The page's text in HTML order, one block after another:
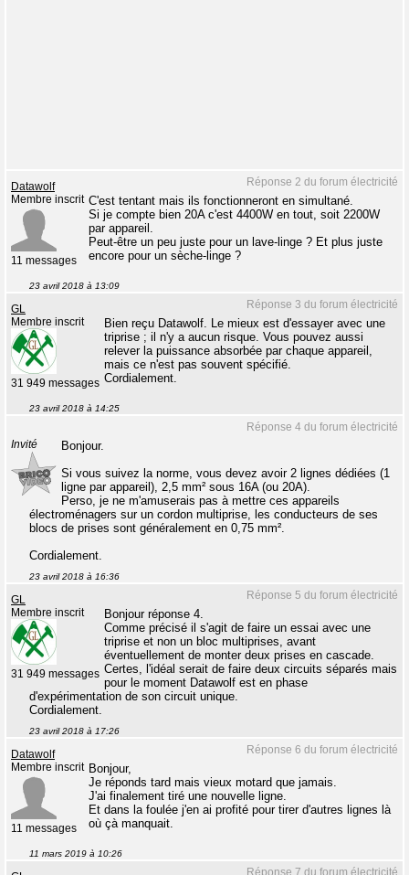
Réponse 2 du forum électricité
Datawolf
Membre inscrit
11 messages
C'est tentant mais ils fonctionneront en simultané.
Si je compte bien 20A c'est 4400W en tout, soit 2200W
par appareil.
Peut-être un peu juste pour un lave-linge ? Et plus juste
encore pour un sèche-linge ?
23 avril 2018 à 13:09
Réponse 3 du forum électricité
GL
Membre inscrit
31 949 messages
Bien reçu Datawolf. Le mieux est d'essayer avec une
triprise ; il n'y a aucun risque. Vous pouvez aussi
relever la puissance absorbée par chaque appareil,
mais ce n'est pas souvent spécifié.
Cordialement.
23 avril 2018 à 14:25
Réponse 4 du forum électricité
Invité
Bonjour.
Si vous suivez la norme, vous devez avoir 2 lignes dédiées (1
ligne par appareil), 2,5 mm² sous 16A (ou 20A).
Perso, je ne m'amuserais pas à mettre ces appareils
électroménagers sur un cordon multiprise, les conducteurs de ses
blocs de prises sont généralement en 0,75 mm².
Cordialement.
23 avril 2018 à 16:36
Réponse 5 du forum électricité
GL
Membre inscrit
31 949 messages
Bonjour réponse 4.
Comme précisé il s'agit de faire un essai avec une
triprise et non un bloc multiprises, avant
éventuellement de monter deux prises en cascade.
Certes, l'idéal serait de faire deux circuits séparés mais
pour le moment Datawolf est en phase
d'expérimentation de son circuit unique.
Cordialement.
23 avril 2018 à 17:26
Réponse 6 du forum électricité
Datawolf
Membre inscrit
11 messages
Bonjour,
Je réponds tard mais vieux motard que jamais.
J'ai finalement tiré une nouvelle ligne.
Et dans la foulée j'en ai profité pour tirer d'autres lignes là
où çà manquait.
11 mars 2019 à 10:26
Réponse 7 du forum électricité